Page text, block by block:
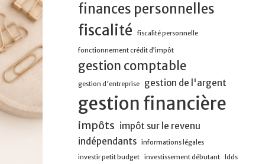
finances personnelles
fiscalité fiscalité personnelle
fonctionnement crédit d’impôt
gestion comptable
gestion d'entreprise gestion de l'argent
gestion financière
impôts impôt sur le revenu
indépendants
informations légales
investir petit budget
investissement débutant
ldds